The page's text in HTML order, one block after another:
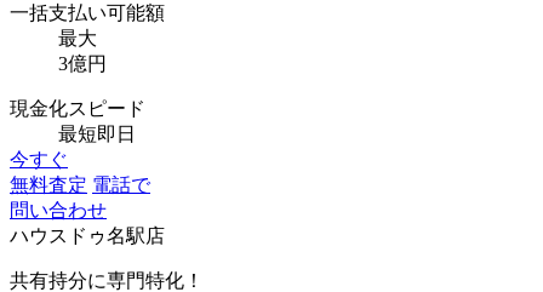
一括支払い可能額
最大
3億円
現金化スピード
最短即日
今すぐ
無料査定 電話で
問い合わせ
ハウスドゥ名駅店
共有持分に専門特化！